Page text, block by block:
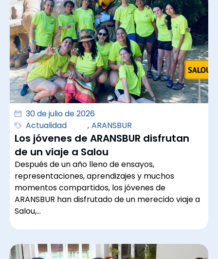
30 de julio de 2026
Actualidad
, ARANSBUR
Los jóvenes de ARANSBUR disfrutan
de un viaje a Salou
Después de un año lleno de ensayos,
representaciones, aprendizajes y muchos
momentos compartidos, los jóvenes de
ARANSBUR han disfrutado de un merecido viaje a
Salou,…